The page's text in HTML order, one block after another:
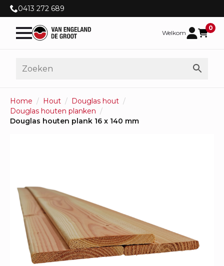
0413 272 689
Welkom
0
Home Hout
Douglas hout
Douglas houten planken
Douglas houten plank 16 x 140 mm